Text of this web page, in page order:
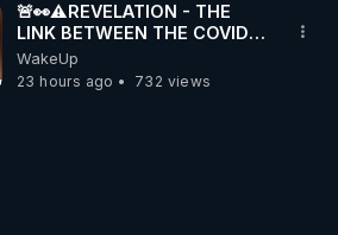
🚨👀⚠️REVELATION - THE
LINK BETWEEN THE COVID
VACCINE AND CANCER -LIEN
VACCIN COVID ET CANCER
WakeUp
23 hours ago
732 views